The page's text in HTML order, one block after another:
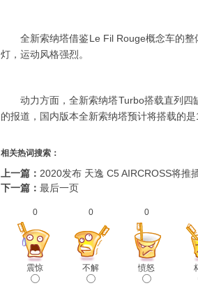
全新索纳塔借鉴Le Fil Rouge概念车的
灯，运动风格强烈。
动力方面，全新索纳塔Turbo搭载直列
的报道，国内版本全新索纳塔预计将搭载的是
相关热词搜索：
上一篇： 2020发布 天逸 C5 AIRCROSS将推
下一篇： 最后一页
0
震惊
0
不解
0
愤怒